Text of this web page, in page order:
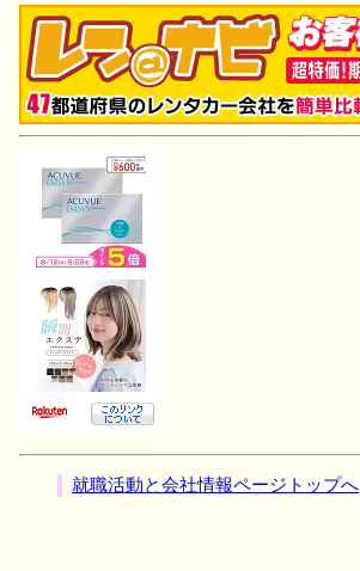
就職活動と会社情報ページトップへ